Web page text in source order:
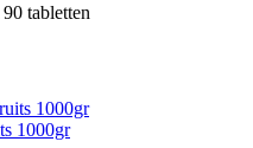
tabletten
1000gr